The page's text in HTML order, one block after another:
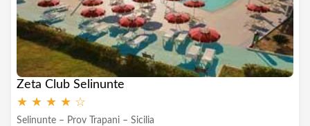
Zeta Club Selinunte
★ ★ ★ ★ ☆
Selinunte – Prov Trapani – Sicilia